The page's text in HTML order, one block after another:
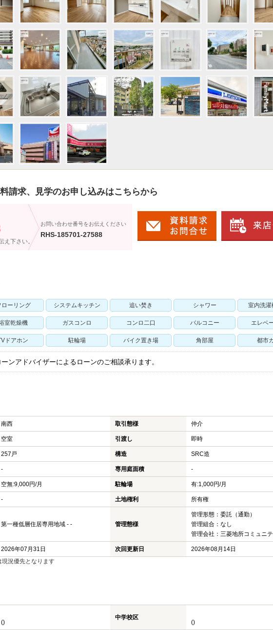
請求、見学のお申し込みはこちらから
え下さい。
お問い合わせ番号をお伝えください
RHS-185701-27588
ローリング システムキッチン 追い焚き シャワー 室内洗濯
室乾燥機 ガスコンロ コンロ二口 バルコニー エレベ
ドアホン 駐輪場 バイク置き場 角部屋 都市
ンアドバイザーによるローンのご相談承ります。
南西 取引態様 仲介
空室 引渡し 即時
257戸 構造 SRC造
- 専用庭面積 -
空無:9,000円/月 駐輪場 有:1,000円/月
- 土地権利 所有権
第一種低層住居専用地域 - - 管理態様
管理形態：委託（通勤）
管理組合：なし
管理会社：三菱地所コミュニ
2026年07月31日 次回更新日
2026年08月14日
況優先となります
()
中学校区
()